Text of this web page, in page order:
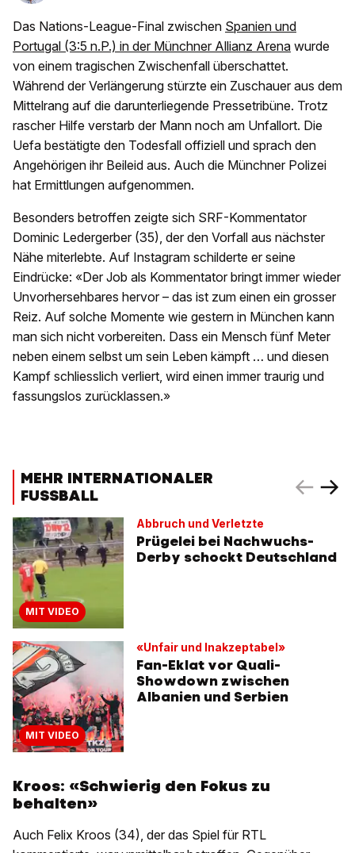
Das Nations-League-Final zwischen Spanien und
Portugal (3:5 n.P.) in der Münchner Allianz Arena wurde
von einem tragischen Zwischenfall überschattet.
Während der Verlängerung stürzte ein Zuschauer aus dem
Mittelrang auf die darunterliegende Pressetribüne. Trotz
rascher Hilfe verstarb der Mann noch am Unfallort. Die
Uefa bestätigte den Todesfall offiziell und sprach den
Angehörigen ihr Beileid aus. Auch die Münchner Polizei
hat Ermittlungen aufgenommen.
Besonders betroffen zeigte sich SRF-Kommentator
Dominic Ledergerber (35), der den Vorfall aus nächster
Nähe miterlebte. Auf Instagram schilderte er seine
Eindrücke: «Der Job als Kommentator bringt immer wieder
Unvorhersehbares hervor – das ist zum einen ein grosser
Reiz. Auf solche Momente wie gestern in München kann
man sich nicht vorbereiten. Dass ein Mensch fünf Meter
neben einem selbst um sein Leben kämpft … und diesen
Kampf schliesslich verliert, wird einen immer traurig und
fassungslos zurücklassen.»
MEHR INTERNATIONALER
FUSSBALL
MIT VIDEO
Abbruch und Verletzte
Prügelei bei Nachwuchs-
Derby schockt Deutschland
MIT VIDEO
«Unfair und Inakzeptabel»
Fan-Eklat vor Quali-
Showdown zwischen
Albanien und Serbien
Kroos: «Schwierig den Fokus zu
behalten»
Auch Felix Kroos (34), der das Spiel für RTL